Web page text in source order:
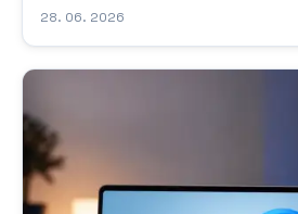
animací. Pokud se podíváme na
28. 06. 2026